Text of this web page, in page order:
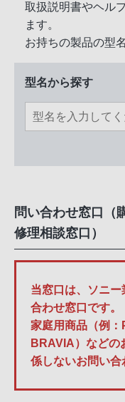
取扱説明書やヘル
ます。
お持ちの製品の型
型名から探す
問い合わせ窓口（
修理相談窓口）
当窓口は、ソニ
合わせ窓口です。
家庭用商品（例
BRAVIA）などの
係しないお問い合